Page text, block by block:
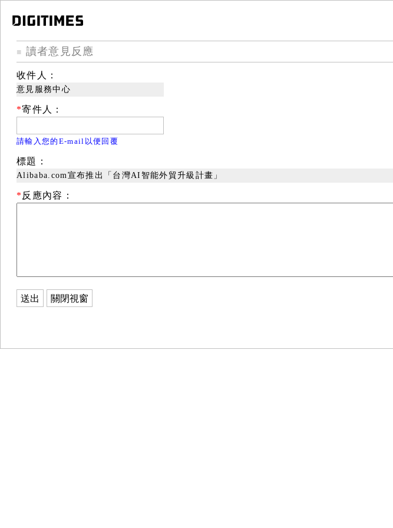
■ 讀者意見反應
收件人：
意見服務中心
*寄件人：
請輸入您的E-mail以便回覆
標題：
Alibaba.com宣布推出「台灣AI智能外貿升級計畫」
* 反應內容：